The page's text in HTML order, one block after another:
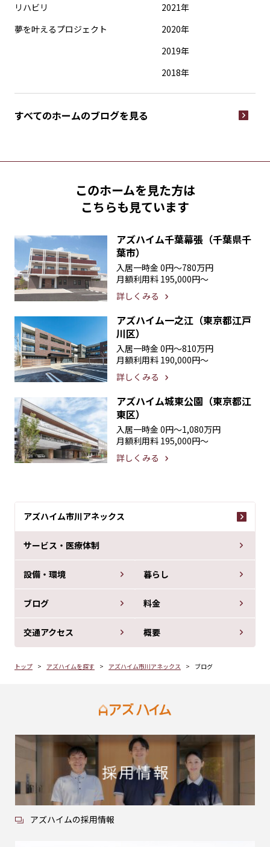
アズハイム市川アネックス
サービス・医療体制
設備・環境 暮らし
ブログ 料金
交通アクセス 概要
トップ アズハイムを探す アズハイム市川アネックス ブログ
リハビリ
夢を叶えるプロジェクト
2021年
2020年
2019年
2018年
すべてのホームのブログを見る
このホームを見た方は
こちらも見ています
アズハイム千葉幕張（千葉県千
葉市）
入居一時金 0円〜780万円
月額利用料 195,000円〜
詳しくみる
アズハイム一之江（東京都江戸
川区）
入居一時金 0円〜810万円
月額利用料 190,000円〜
詳しくみる
アズハイム城東公園（東京都江
東区）
入居一時金 0円〜1,080万円
月額利用料 195,000円〜
詳しくみる
アズハイムの採用情報